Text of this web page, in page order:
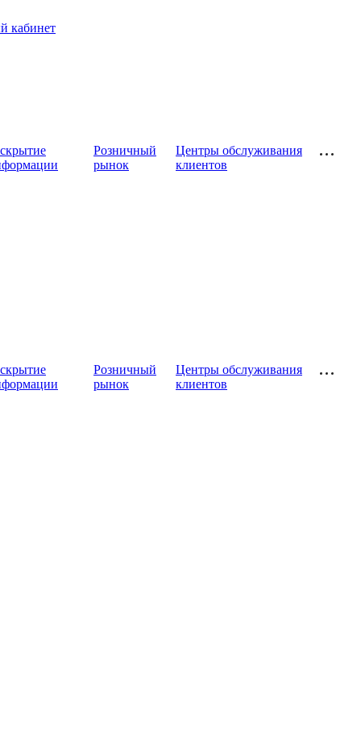
кабинет
Розничный
рынок
Центры обслуживания
клиентов
Розничный
рынок
Центры обслуживания
клиентов